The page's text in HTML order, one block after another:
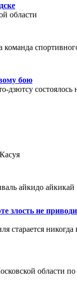
области
команда
бою
дзютсу состоялось
айкидо айкикай
злость не
старается никогда
области по